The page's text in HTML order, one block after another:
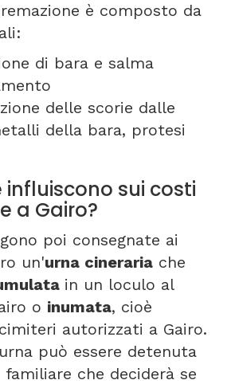
è composto da
di bara e salma
delle scorie dalle
della bara, protesi
influiscono sui costi
a Gairo?
poi consegnate ai
un'urna cineraria che
in un loculo al
o inumata, cioè
autorizzati a Gairo.
può essere detenuta
che deciderà se